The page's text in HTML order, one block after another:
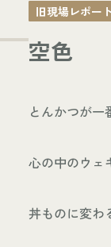
旧現場レポー
空色
とんかつが一
心の中のウェ
丼ものに変わ